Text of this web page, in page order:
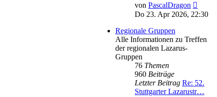
von PascalDragon
Do 23. Apr 2026, 22:30
Regionale Gruppen
Alle Informationen zu Treffen
der regionalen Lazarus-
Gruppen
76 Themen
960 Beiträge
Letzter Beitrag Re: 52.
Stuttgarter Lazarustr…